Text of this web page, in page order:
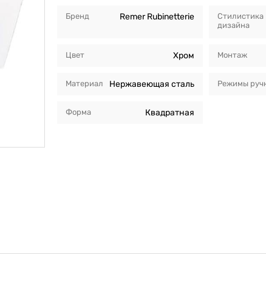
Бренд Remer Rubinetterie
Цвет Хром
Материал Нержавеющая сталь
Форма Квадратная
Стилистика
дизайна
Монтаж
Режимы